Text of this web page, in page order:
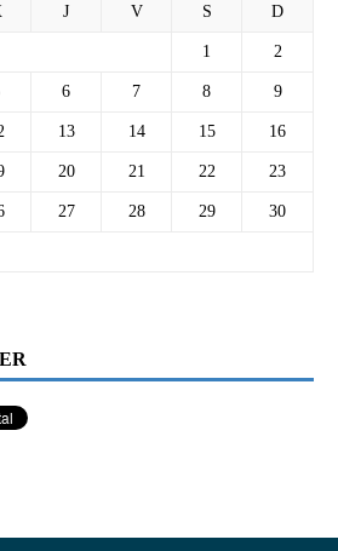
J V S D
1 2
6 7 8 9
13 14 15 16
20 21 22 23
27 28 29 30